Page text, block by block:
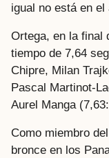
igual no está en
Ortega, en la final
tiempo de 7,64
Chipre, Milan
Pascal Martinot-
Aurel Manga
Como miembro
bronce en los